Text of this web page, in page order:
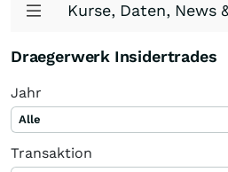
Kurse, Daten, News
Draegerwerk Insidertrades
Jahr
Alle
Transaktion